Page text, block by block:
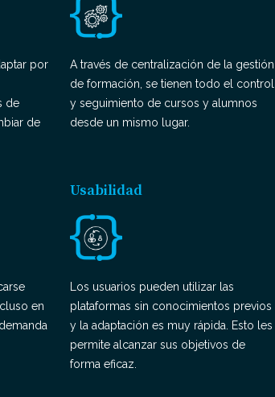
por
de
de
A través de centralización de la gestión
de formación, se tienen todo el control
y seguimiento de cursos y alumnos
desde un mismo lugar.
en
Usabilidad
Los usuarios pueden utilizar las
plataformas sin conocimientos previos
y la adaptación es muy rápida. Esto les
permite alcanzar sus objetivos de
forma eficaz.